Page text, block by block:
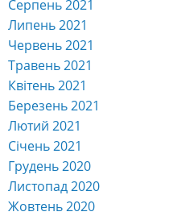
Серпень 2021
Липень 2021
Червень 2021
Травень 2021
Квітень 2021
Березень 2021
Лютий 2021
Січень 2021
Грудень 2020
Листопад 2020
Жовтень 2020